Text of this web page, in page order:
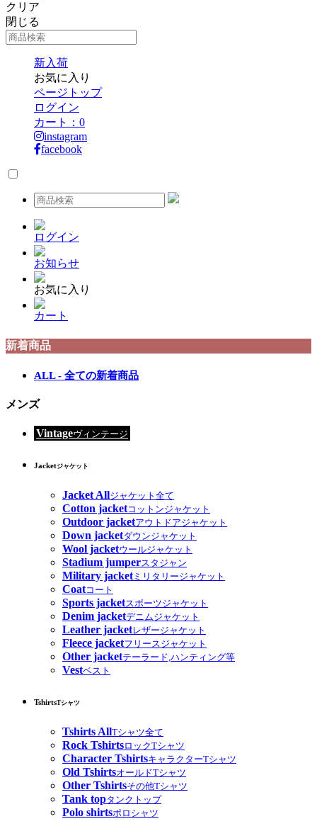
クリア
閉じる
新入荷
お気に入り
ページトップ
ログイン
カート： 0
instagram
facebook
ログイン
お知らせ
お気に入り
カート
新着商品
ALL - 全ての新着商品
メンズ
Vintageヴィンテージ
Jacketジャケット
Jacket Allジャケット全て
Cotton jacketコットンジャケット
Outdoor jacketアウトドアジャケット
Down jacketダウンジャケット
Wool jacketウールジャケット
Stadium jumperスタジャン
Military jacketミリタリージャケット
Coatコート
Sports jacketスポーツジャケット
Denim jacketデニムジャケット
Leather jacketレザージャケット
Fleece jacketフリースジャケット
Other jacketテーラード,ハンティング等
Vestベスト
TshirtsTシャツ
Tshirts AllTシャツ全て
Rock TshirtsロックTシャツ
Character TshirtsキャラクターTシャツ
Old TshirtsオールドTシャツ
Other Tshirtsその他Tシャツ
Tank topタンクトップ
Polo shirtsポロシャツ